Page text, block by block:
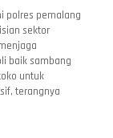
polres pemalang
sektor
baik sambang
untuk
terangnya